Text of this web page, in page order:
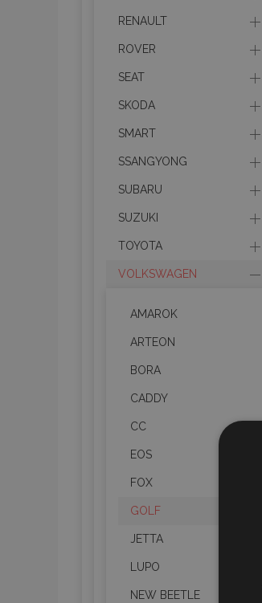
RENAULT
ROVER
SEAT
SKODA
SMART
SSANGYONG
SUBARU
SUZUKI
TOYOTA
VOLKSWAGEN
AMAROK
ARTEON
BORA
CADDY
CC
EOS
FOX
GOLF
JETTA
LUPO
NEW BEETLE